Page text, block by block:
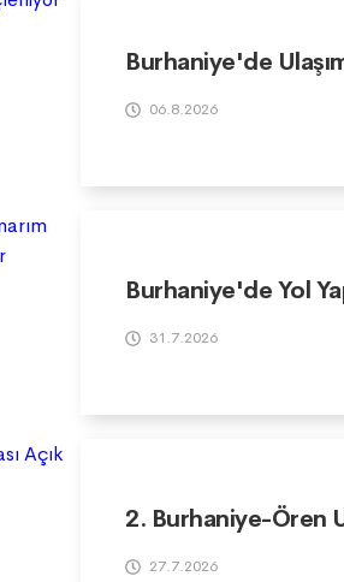
Burhaniye'de
06.8.2026
Burhaniye'de Yol
31.7.2026
2. Burhaniye-Ören
27.7.2026